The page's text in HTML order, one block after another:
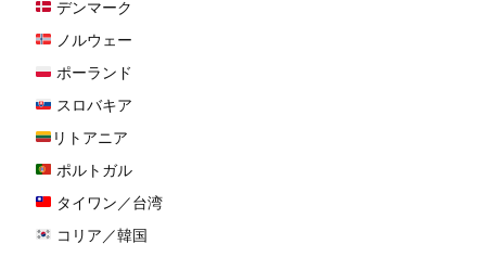
デンマーク
ノルウェー
ポーランド
スロバキア
リトアニア
ポルトガル
タイワン／台湾
コリア／韓国